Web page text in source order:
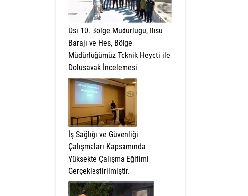
Dsi 10. Bölge Müdürlüğü, Ilısu
Barajı ve Hes, Bölge
Müdürlüğümüz Teknik Heyeti ile
Dolusavak İncelemesi
İş Sağlığı ve Güvenliği
Çalışmaları Kapsamında
Yüksekte Çalışma Eğitimi
Gerçekleştirilmiştir.